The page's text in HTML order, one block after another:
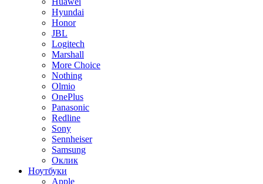
Hyundai
Honor
JBL
Logitech
Marshall
More Choice
Nothing
Olmio
OnePlus
Panasonic
Redline
Sony
Sennheiser
Samsung
Оклик
Ноутбуки
Apple